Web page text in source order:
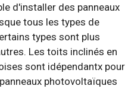
d'installer des panneaux
tous les types de
types sont plus
Les toits inclinés en
sont idépendantx pour
photovoltaïques